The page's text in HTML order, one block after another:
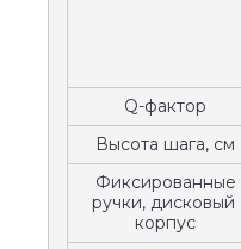
Q-фактор
Высота шага, см
Фиксированные
ручки, дисковый
корпус